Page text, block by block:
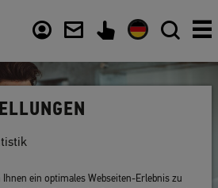
ein optimales Webseiten-Erlebnis zu